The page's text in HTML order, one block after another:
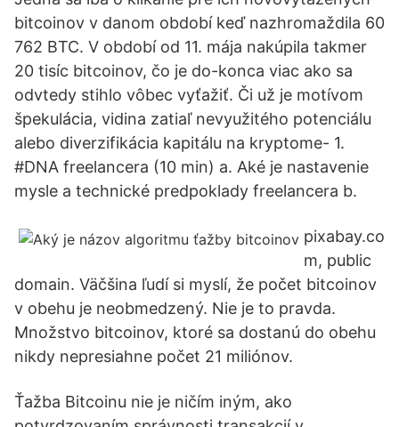
bitcoinov v danom období keď nazhromaždila 60
762 BTC. V období od 11. mája nakúpila takmer
20 tisíc bitcoinov, čo je do-konca viac ako sa
odvtedy stihlo vôbec vyťažiť. Či už je motívom
špekulácia, vidina zatiaľ nevyužitého potenciálu
alebo diverzifikácia kapitálu na kryptome- 1.
#DNA freelancera (10 min) a. Aké je nastavenie
mysle a technické predpoklady freelancera b.
pixabay.co
m, public
domain. Väčšina ľudí si myslí, že počet bitcoinov
v obehu je neobmedzený. Nie je to pravda.
Množstvo bitcoinov, ktoré sa dostanú do obehu
nikdy nepresiahne počet 21 miliónov.
Ťažba Bitcoinu nie je ničím iným, ako